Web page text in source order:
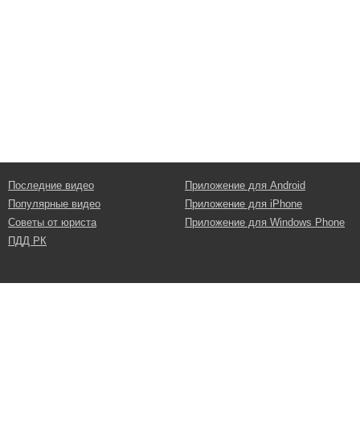
Последние видео
Популярные видео
Советы от юриста
ПДД РК
Приложение для Android
Приложение для iPhone
Приложение для Windows Phone